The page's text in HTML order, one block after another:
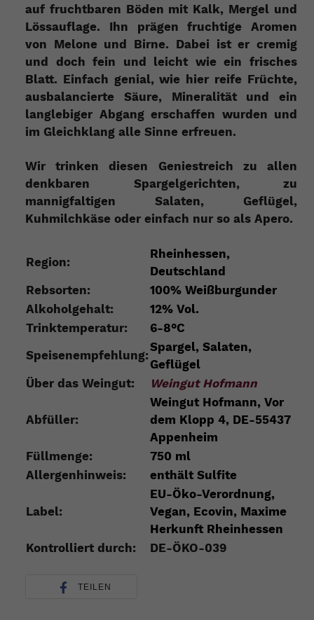
auf fruchtbaren Böden mit Kalk, Mergel und
Lössauflage. Ihn prägen fruchtige Aromen
von Melone und Birne. Dabei ist er cremig
und doch fein und leicht wie ein frisches
Blatt. Einfach genial, wie hier reife Früchte,
ausbalancierte Säure, Mineralität und ein
langlebiger Abgang erschaffen wurden und
im Gleichklang alle Sinne erfreuen.
Wir trinken diesen Geniestreich zu allen
denkbaren Spargelgerichten, zu
mannigfaltigen Salaten, Geflügel,
Kuhmilchkäse oder einfach nur so als Apero.
Region:
Rheinhessen,
Deutschland
Rebsorten:
100% Weißburgunder
Alkoholgehalt:
12% Vol.
Trinktemperatur:
6-8°C
Speisenempfehlung:
Spargel, Salaten,
Geflügel
Über das Weingut:
Weingut Hofmann
Abfüller:
Weingut Hofmann, Vor
dem Klopp 4, DE-55437
Appenheim
Füllmenge:
750 ml
Allergenhinweis: enthält Sulfite
Label:
EU-Öko-Verordnung,
Vegan, Ecovin, Maxime
Herkunft Rheinhessen
Kontrolliert durch:
DE-ÖKO-039
TEILEN